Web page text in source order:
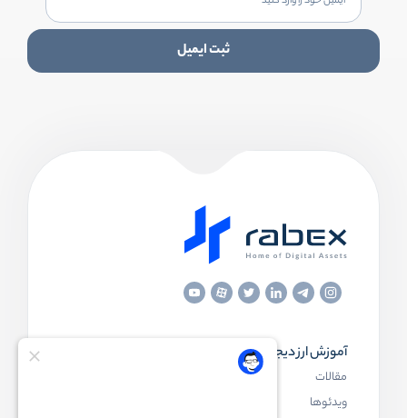
ثبت ایمیل
آموزش ارز دیجیتال
مقالات
ویدئوها